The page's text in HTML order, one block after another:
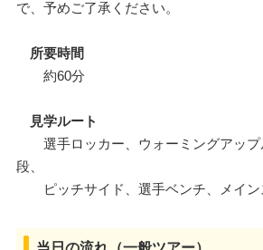
で、予めご了承ください。
所要時間
約60分
見学ルート
選手ロッカー、ウォーミングアップ
段、
ピッチサイド、選手ベンチ、メイン